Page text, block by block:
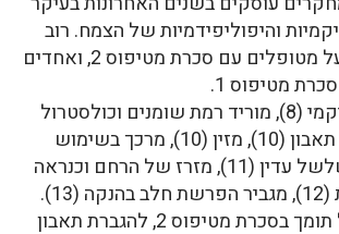
והיפוליפידמיות של הצמח. רוב
המחקרים נעשו על מטופלים עם סכרת מטיפוס 2, ואחדים
מטיפוס 1.
: היפוגליקמי (8), מוריד רמת שומנים וכולסטרול
בדם (8,9), מגביר תאבון (10), מזין (10), מרכך בשימוש
פנימי וחיצוני, משלשל עדין (11), מזרז של הרחם וכנראה
: כטיפול תומך בסכרת מטיפוס 2, להגברת תאבון